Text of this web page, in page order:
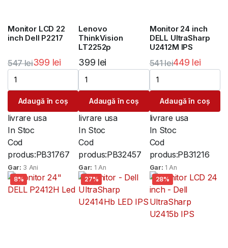
Monitor LCD 22
inch Dell P2217
547lei
Prețul
inițial
fost:
547 lei.
399 lei
Prețul
curent
este:
399 lei.
Adaugă în coș
livrare usa
In Stoc
Cod
produs:PB31767
Gar: 3 Ani
Lenovo
ThinkVision
LT2252p
399 lei
Adaugă în coș
livrare usa
In Stoc
Cod
produs:PB32457
Gar: 1 An
Monitor 24 inch
DELL UltraSharp
U2412M IPS
541lei
Prețul
inițial
fost:
541 lei.
449 lei
Prețul
curent
este:
449 lei.
Adaugă în coș
livrare usa
In Stoc
Cod
produs:PB31216
Gar: 1 An
8%
27% 28%